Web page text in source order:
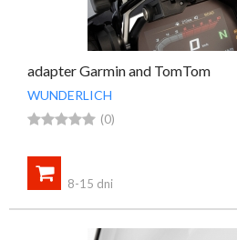
adapter Garmin and TomTom
WUNDERLICH
 (0)

8-15 dni